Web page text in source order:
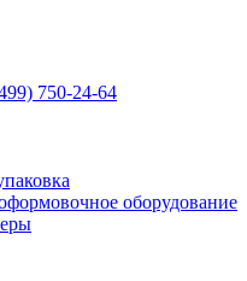
750-24-64
оборудование